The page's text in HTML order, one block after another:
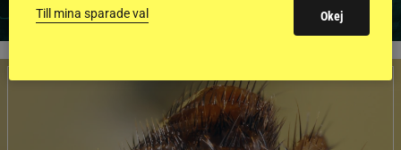
Till mina sparade val Okej